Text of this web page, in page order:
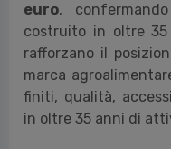
euro,
costruito in oltre
rafforzano il
marca
finiti, qualità,
in oltre 35 anni di